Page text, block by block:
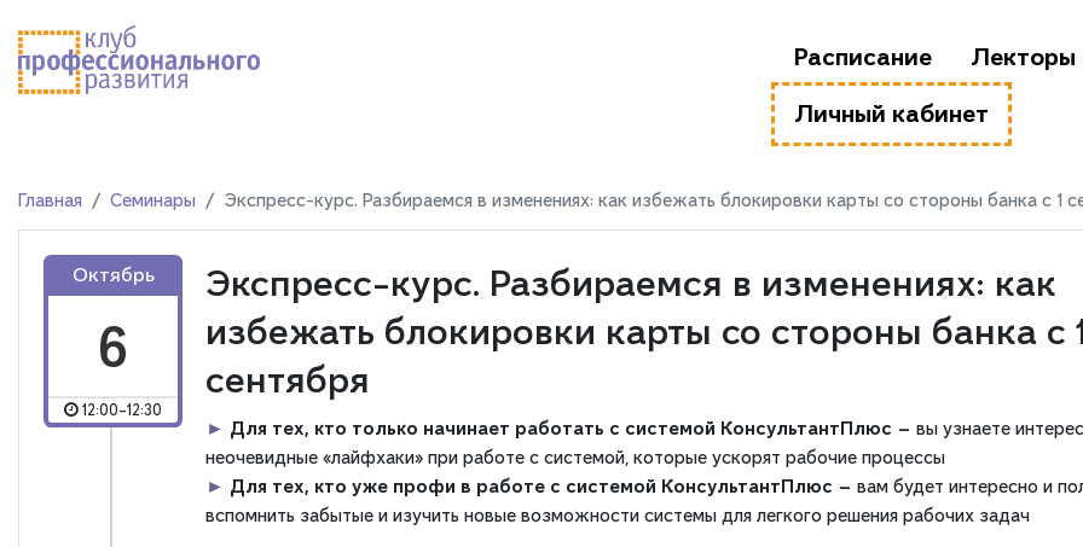
Расписание Лекторы
Личный кабинет
Главная Семинары Экспресс-курс. Разбираемся в изменениях: как избежать блокировки карты со стороны банка с 1
Октябрь
6
12:00-12:30
Экспресс-курс. Разбираемся в изменениях: как
избежать блокировки карты со стороны банка с
сентября
► Для тех, кто только начинает работать с системой КонсультантПлюс — вы узнаете
неочевидные «лайфхаки» при работе с системой, которые ускорят рабочие процессы
► Для тех, кто уже профи в работе с системой КонсультантПлюс — вам будет интересно и
вспомнить забытые и изучить новые возможности системы для легкого решения рабочих задач